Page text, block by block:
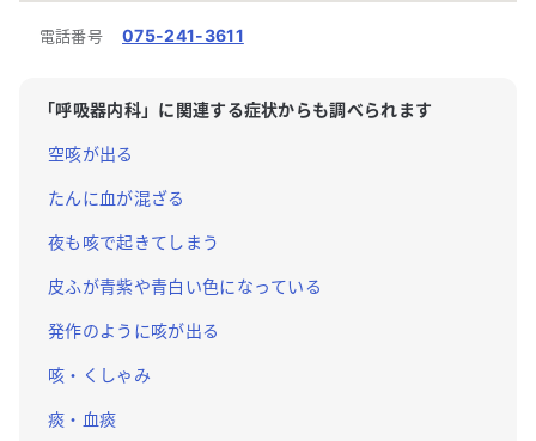
電話番号 075-241-3611
「呼吸器内科」に関連する症状からも調べられます
空咳が出る
たんに血が混ざる
夜も咳で起きてしまう
皮ふが青紫や青白い色になっている
発作のように咳が出る
咳・くしゃみ
痰・血痰